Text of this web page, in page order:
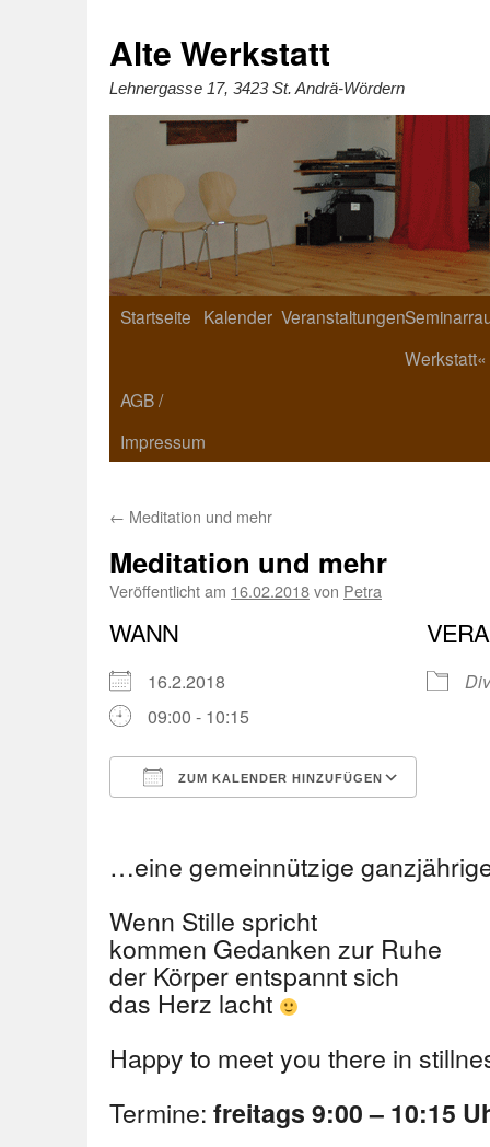
Alte Werkstatt
Lehnergasse 17, 3423 St. Andrä-Wördern
Startseite Kalender Veranstaltungen
Werkstatt«
AGB /
Impressum
← Meditation und mehr
Meditation und mehr
Veröffentlicht am 16.02.2018von Petra
WANN
16.2.2018
09:00 - 10:15
ZUM KALENDER HINZUFÜGEN
…eine gemeinnützige
Wenn Stille spricht
kommen Gedanken zur Ruhe
der Körper entspannt sich
das Herz lacht
Happy to meet you there in
Termine: freitags 9:00 – 10:15